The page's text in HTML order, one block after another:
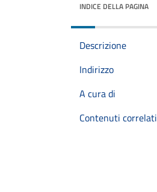
INDICE DELLA PAGINA
Descrizione
Indirizzo
A cura di
Contenuti correlati